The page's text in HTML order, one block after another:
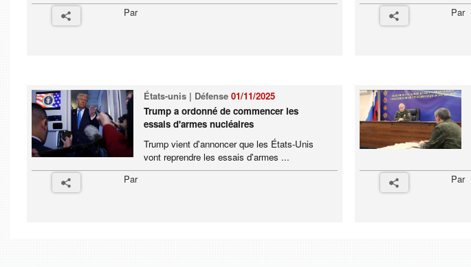
Par
Par
États-unis | Défense01/11/2025
Trump a ordonné de commencer les
essais d'armes nucléaires
Trump vient d'annoncer que les États-Unis
vont reprendre les essais d'armes ...
Par
Par